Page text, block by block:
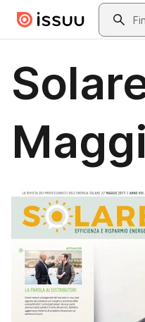
Skip to main contentSearch